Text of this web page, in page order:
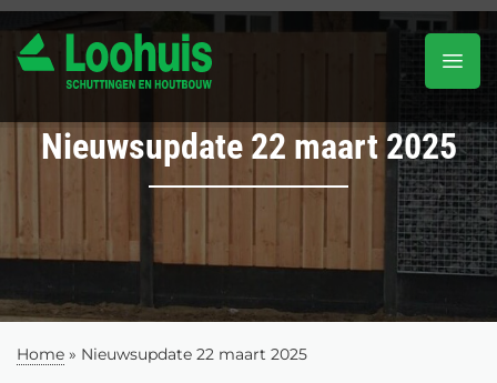
Nieuwsupdate 22 maart 2025
Home » Nieuwsupdate 22 maart 2025